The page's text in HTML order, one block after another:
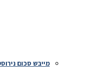
מייבש סכום נירוסטה 12/13